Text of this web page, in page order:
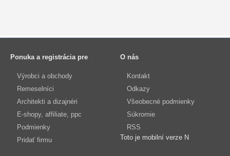
Ponuka a registrácia pre
Výrobci a obchody
Remeselníci
Architekti a dizajnéri
E-shopy, affiliate, ppc
Podmienky
Pridať firmu
O nás
Kontakt
Odkazy
Všeobecné podmienky
Súkromie
RSS
Toto je mobilní verze N